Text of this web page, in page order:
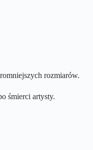
rozmiarów.
śmierci artysty.